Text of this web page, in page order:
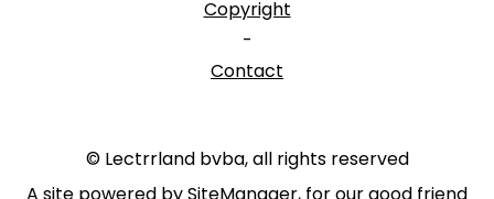
Copyright
-
Contact
© Lectrrland bvba, all rights reserved